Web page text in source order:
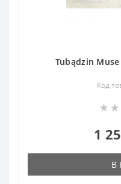
Tubądzin
Код
1
В